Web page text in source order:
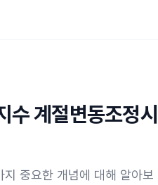
수 계절변동조정시
중요한 개념에 대해 알아보